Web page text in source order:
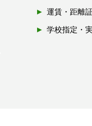
運賃・距離
学校指定・